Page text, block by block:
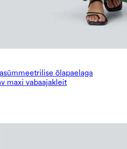
õlapaelaga
maxi vabaajakleit